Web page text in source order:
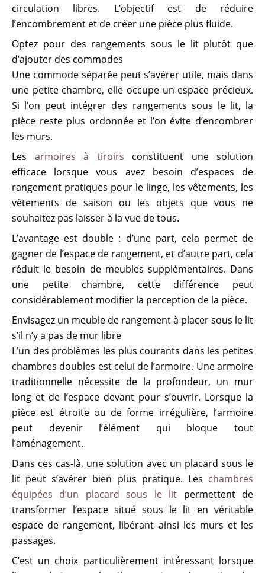
circulation libres. L’objectif est de réduire
l’encombrement et de créer une pièce plus fluide.
Optez pour des rangements sous le lit plutôt que
d’ajouter des commodes
Une commode séparée peut s’avérer utile, mais dans
une petite chambre, elle occupe un espace précieux.
Si l’on peut intégrer des rangements sous le lit, la
pièce reste plus ordonnée et l’on évite d’encombrer
les murs.
Les armoires à tiroirs constituent une solution
efficace lorsque vous avez besoin d’espaces de
rangement pratiques pour le linge, les vêtements, les
vêtements de saison ou les objets que vous ne
souhaitez pas laisser à la vue de tous.
L’avantage est double : d’une part, cela permet de
gagner de l’espace de rangement, et d’autre part, cela
réduit le besoin de meubles supplémentaires. Dans
une petite chambre, cette différence peut
considérablement modifier la perception de la pièce.
Envisagez un meuble de rangement à placer sous le lit
s’il n’y a pas de mur libre
L’un des problèmes les plus courants dans les petites
chambres doubles est celui de l’armoire. Une armoire
traditionnelle nécessite de la profondeur, un mur
long et de l’espace devant pour s’ouvrir. Lorsque la
pièce est étroite ou de forme irrégulière, l’armoire
peut devenir l’élément qui bloque tout
l’aménagement.
Dans ces cas-là, une solution avec un placard sous le
lit peut s’avérer bien plus pratique. Les chambres
équipées d’un placard sous le lit permettent de
transformer l’espace situé sous le lit en véritable
espace de rangement, libérant ainsi les murs et les
passages.
C’est un choix particulièrement intéressant lorsque